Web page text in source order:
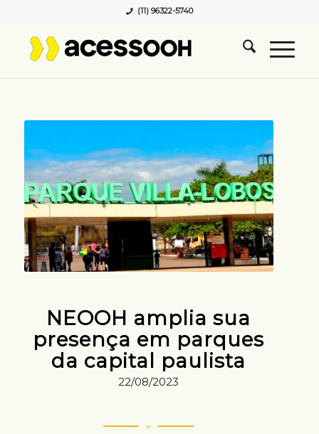
(11) 96322-5740
NEOOH amplia sua
presença em parques
da capital paulista
22/08/2023